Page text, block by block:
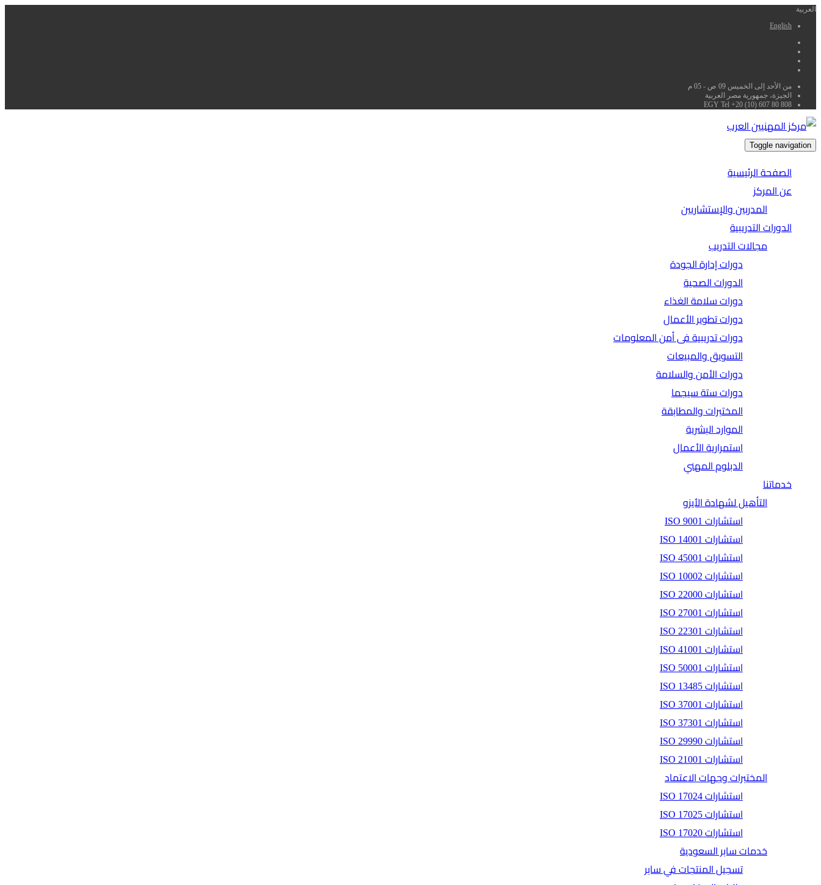
العربية
English
من الأحد إلى الخميس 09 ص - 05 م
الجيزة، جمهورية مصر العربية
EGY Tel +20 (10) 607 80 808
Toggle navigation
الصفحة الرئيسية
عن المركز
المدربين والإستشاريين
الدورات التدريبية
مجالات التدريب
دورات إدارة الجودة
الدورات الصحية
دورات سلامة الغذاء
دورات تطوير الأعمال
دورات تدريبية فى أمن المعلومات
التسويق والمبيعات
دورات الأمن والسلامة
دورات ستة سيجما
المختبرات والمطابقة
الموارد البشرية
استمرارية الأعمال
الدبلوم المهني
خدماتنا
التأهيل لشهادة الأيزو
استشارات ISO 9001
استشارات ISO 14001
استشارات ISO 45001
استشارات ISO 10002
استشارات ISO 22000
استشارات ISO 27001
استشارات ISO 22301
استشارات ISO 41001
استشارات ISO 50001
استشارات ISO 13485
استشارات ISO 37001
استشارات ISO 37301
استشارات ISO 29990
استشارات ISO 21001
المختبرات وجهات الاعتماد
استشارات ISO 17024
استشارات ISO 17025
استشارات ISO 17020
خدمات سابر السعودية
تسجيل المنتجات في سابر